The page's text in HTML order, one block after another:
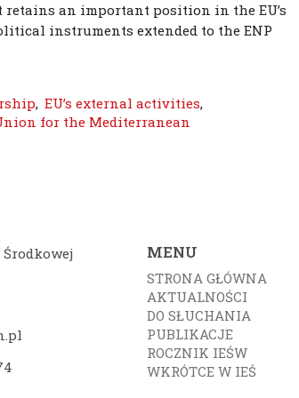
an important position in the EU’s
instruments extended to the ENP
, EU’s external activities,
for the Mediterranean
MENU
STRONA GŁÓWNA
AKTUALNOŚCI
DO SŁUCHANIA
PUBLIKACJE
ROCZNIK IEŚW
WKRÓTCE W IEŚ